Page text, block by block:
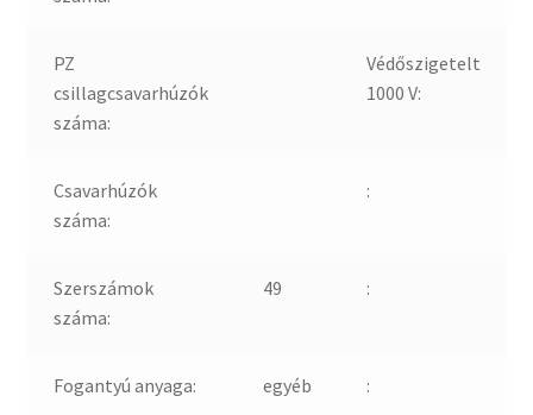
PZ
csillagcsavarhúzók
száma:
Védőszigetelt
1000 V:
Csavarhúzók
száma:
:
Szerszámok
száma:
49 :
Fogantyú anyaga: egyéb :